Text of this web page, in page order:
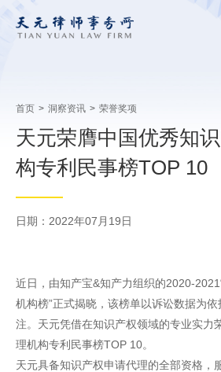
首页 > 洞察资讯 > 荣誉奖项
天元荣膺中国优秀知
构专利民事榜TOP 10
日期：2022年07月19日
近日，由知产宝&知产力组织的2020-
机构榜”正式揭晓，该榜单以诉讼数据为
注。天元凭借在知识产权领域的专业实力
理机构专利民事榜TOP 10。
天元具备知识产权申请代理的全部资格，